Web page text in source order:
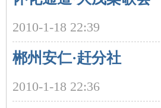
2010-1-18 22:39
郴州安仁·赶分社
2010-1-18 22:36